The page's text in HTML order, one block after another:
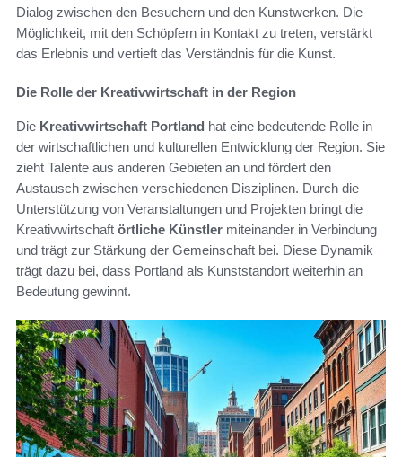
Dialog zwischen den Besuchern und den Kunstwerken. Die
Möglichkeit, mit den Schöpfern in Kontakt zu treten, verstärkt
das Erlebnis und vertieft das Verständnis für die Kunst.
Die Rolle der Kreativwirtschaft in der Region
Die Kreativwirtschaft Portland hat eine bedeutende Rolle in
der wirtschaftlichen und kulturellen Entwicklung der Region. Sie
zieht Talente aus anderen Gebieten an und fördert den
Austausch zwischen verschiedenen Disziplinen. Durch die
Unterstützung von Veranstaltungen und Projekten bringt die
Kreativwirtschaft örtliche Künstler miteinander in Verbindung
und trägt zur Stärkung der Gemeinschaft bei. Diese Dynamik
trägt dazu bei, dass Portland als Kunststandort weiterhin an
Bedeutung gewinnt.